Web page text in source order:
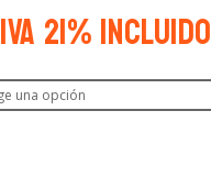
IVA 21% Incluido